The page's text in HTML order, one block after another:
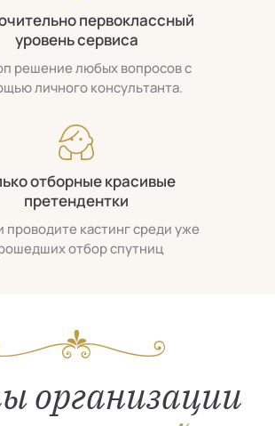
первоклассный
уровень сервиса
решение любых вопросов с
личного консультанта.
отборные красивые
претендентки
проводите кастинг среди уже
отбор спутниц
организации